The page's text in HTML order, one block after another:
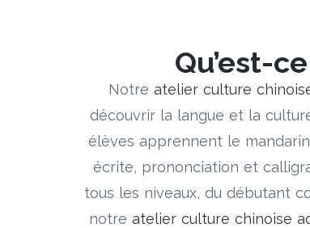
Qu’est-
Notre atelier culture
découvrir la langue et la
élèves apprennent le
écrite, prononciation et
tous les niveaux, du débutant
notre atelier culture chinoise